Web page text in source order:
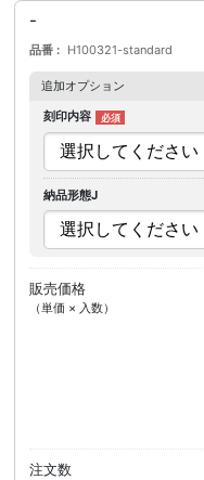
-
品番 H100321-standard
追加オプション
刻印内容
納品形態J
販売価格
（単価 × 入数）
注文数